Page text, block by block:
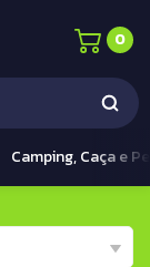
0
Camping, Caça e